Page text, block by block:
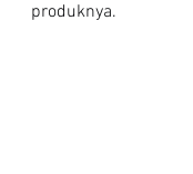
produknya.